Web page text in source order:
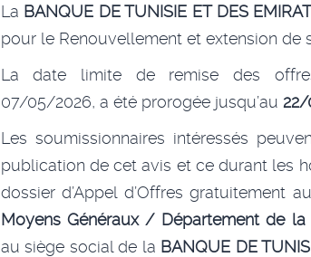
La BANQUE DE TUNISIE ET DES
pour le Renouvellement et extension de
La date limite de remise des
07/05/2026, a été prorogée jusqu’au 22/
Les soumissionnaires intéressés
publication de cet avis et ce durant les
dossier d’Appel d’Offres gratuitement
Moyens Généraux / Département de
au siège social de la BANQUE DE